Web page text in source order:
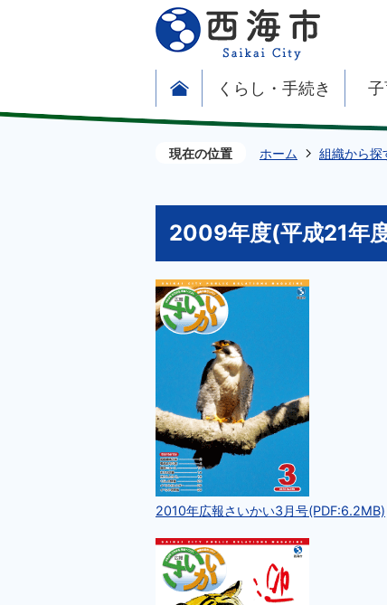
くらし・手続き
現在の位置 ホーム 組織から探
2009年度(平成21年
2010年広報さいかい3月号(PDF:6.2MB)